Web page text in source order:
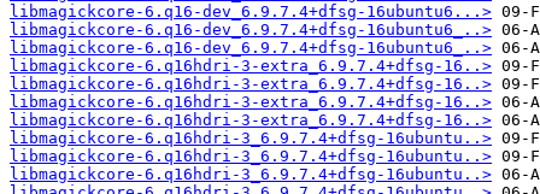
libmagickcore-6.q16-dev_6.9.7.4+dfsg-16ubuntu6...>
libmagickcore-6.q16-dev_6.9.7.4+dfsg-16ubuntu6_..>
libmagickcore-6.q16-dev_6.9.7.4+dfsg-16ubuntu6_..>
libmagickcore-6.q16hdri-3-extra_6.9.7.4+dfsg-16..>
libmagickcore-6.q16hdri-3-extra_6.9.7.4+dfsg-16..>
libmagickcore-6.q16hdri-3-extra_6.9.7.4+dfsg-16..>
libmagickcore-6.q16hdri-3-extra_6.9.7.4+dfsg-16..>
libmagickcore-6.q16hdri-3_6.9.7.4+dfsg-16ubuntu..>
libmagickcore-6.q16hdri-3_6.9.7.4+dfsg-16ubuntu..>
libmagickcore-6.q16hdri-3_6.9.7.4+dfsg-16ubuntu..>